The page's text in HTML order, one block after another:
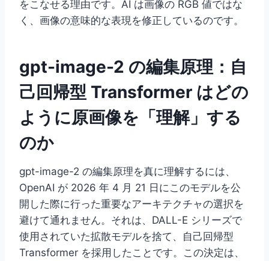
をこなせる理由です。AI は画像の RGB 値ではな
く、画像の意味的な表現を修正しているのです。
gpt-image-2 の編集原理：自
己回帰型 Transformer はどの
ように原画像を「理解」する
のか
gpt-image-2 の編集原理を真に理解するには、
OpenAI が 2026 年 4 月 21 日にこのモデルを公
開した際に行った重要なアーキテクチャの選択を
避けて通れません。それは、DALL-E シリーズで
使用されていた拡散モデルを捨て、自己回帰型
Transformer を採用したことです。この決定は、